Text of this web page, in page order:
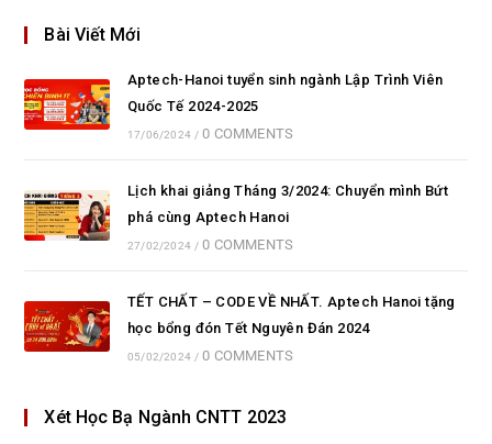
Bài Viết Mới
Aptech-Hanoi tuyển sinh ngành Lập Trình Viên
Quốc Tế 2024-2025
17/06/2024 / 0 COMMENTS
Lịch khai giảng Tháng 3/2024: Chuyển mình Bứt
phá cùng Aptech Hanoi
27/02/2024 / 0 COMMENTS
TẾT CHẤT – CODE VỀ NHẤT. Aptech Hanoi tặng
học bổng đón Tết Nguyên Đán 2024
05/02/2024 / 0 COMMENTS
Xét Học Bạ Ngành CNTT 2023